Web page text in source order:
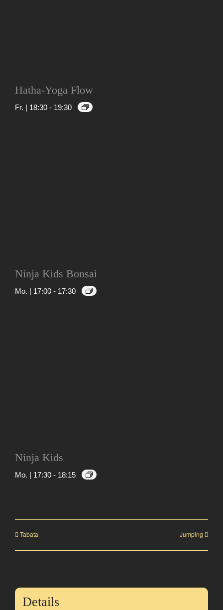
Hatha-Yoga Flow
Fr. | 18:30 - 19:30
Ninja Kids Bonsai
Mo. | 17:00 - 17:30
Ninja Kids
Mo. | 17:30 - 18:15
Tabata Jumping
Details